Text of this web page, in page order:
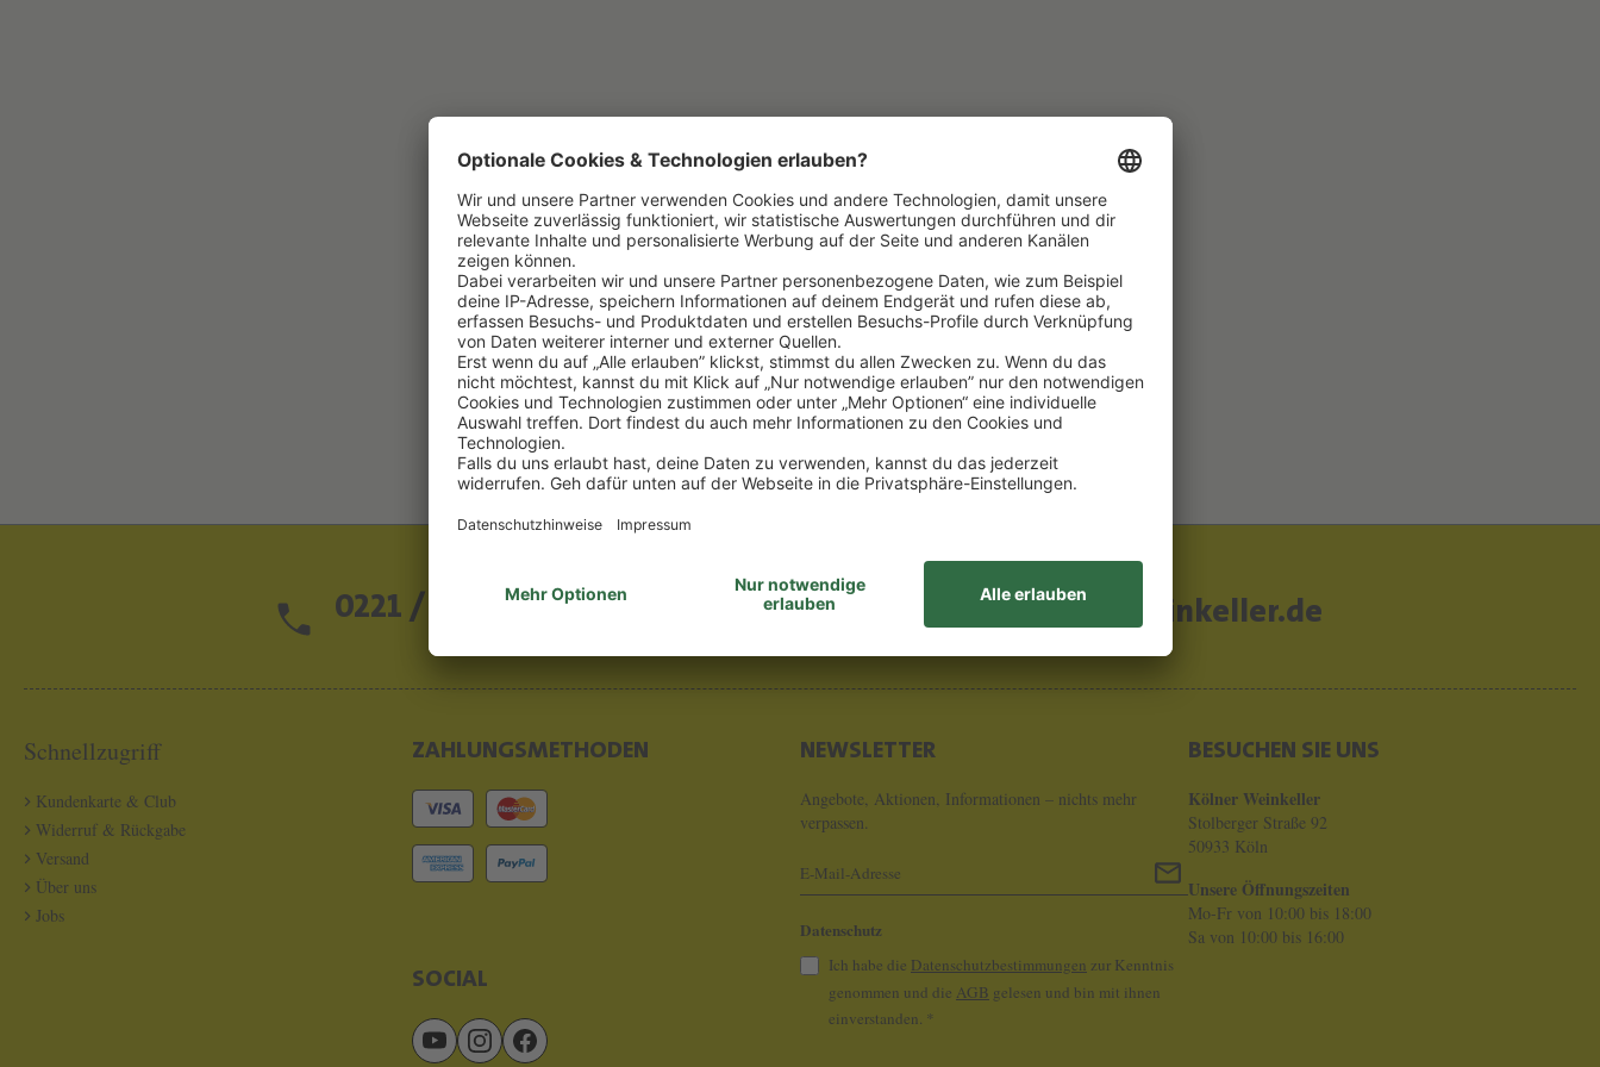
0221 / 13 97 28 - 0 info@koelner-weinkeller.de
Schnellzugriff
Kundenkarte & Club
Widerruf & Rückgabe
Versand
Über uns
Jobs
ZAHLUNGSMETHODEN
SOCIAL
NEWSLETTER
Angebote, Aktionen, Informationen – nichts mehr
verpassen.
Datenschutz
Ich habe die Datenschutzbestimmungen zur Kenntnis
genommen und die AGB gelesen und bin mit ihnen
einverstanden. *
BESUCHEN SIE UNS
Kölner Weinkeller
Stolberger Straße 92
50933 Köln
Unsere Öffnungszeiten
Mo-Fr von 10:00 bis 18:00
Sa von 10:00 bis 16:00